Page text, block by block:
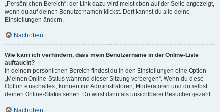
„Persönlichen Bereich“; der Link dazu wird meist oben auf der Seite angezeigt,
wenn du auf deinen Benutzernamen klickst. Dort kannst du alle deine
Einstellungen ändern.
Nach oben
Wie kann ich verhindern, dass mein Benutzername in der Online-Liste
auftaucht?
In deinem persönlichen Bereich findest du in den Einstellungen eine Option
„Meinen Online-Status während dieser Sitzung verbergen“. Wenn du diese
Option einschaltest, können nur Administratoren, Moderatoren und du selbst
deinen Online-Status sehen. Du wirst dann als unsichtbarer Besucher gezählt.
Nach oben